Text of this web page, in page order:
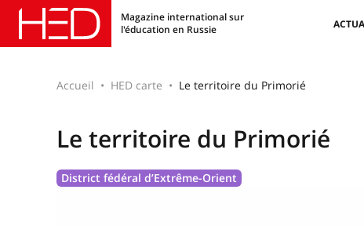
Magazine international sur
l'éducation en Russie
Accueil HED carte Le territoire du Primorié
Le territoire du Primorié
District fédéral d’Extrême-Orient